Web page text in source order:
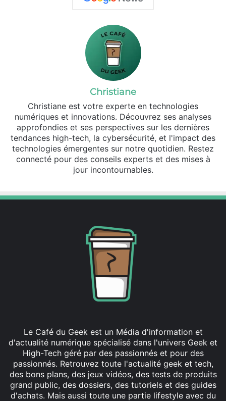
Christiane
Christiane est votre experte en technologies
numériques et innovations. Découvrez ses analyses
approfondies et ses perspectives sur les dernières
tendances high-tech, la cybersécurité, et l'impact des
technologies émergentes sur notre quotidien. Restez
connecté pour des conseils experts et des mises à
jour incontournables.
Le Café du Geek est un Média d'information et
d'actualité numérique spécialisé dans l'univers Geek et
High-Tech géré par des passionnés et pour des
passionnés. Retrouvez toute l'actualité geek et tech,
des bons plans, des jeux vidéos, des tests de produits
grand public, des dossiers, des tutoriels et des guides
d'achats. Mais aussi toute une partie lifestyle avec du